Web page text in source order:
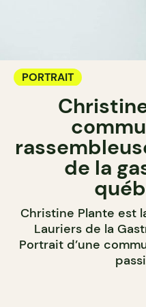
PORTRAIT
de la
Christine Plante est
Lauriers de la
Portrait d’une